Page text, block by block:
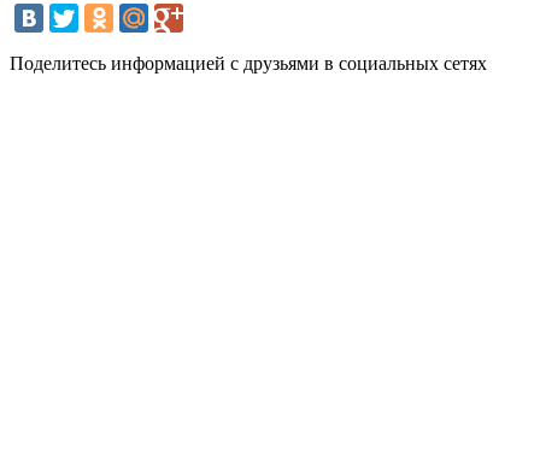
Поделитесь информацией с друзьями в социальных сетях